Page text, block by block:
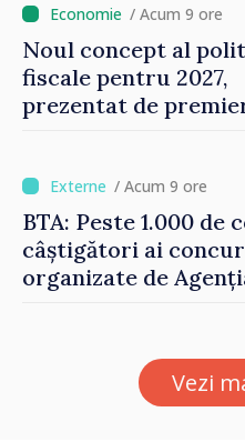
oamenilor”/ Acum 9 ore
Noul concept al
fiscale pentru 2027,
prezentat de
investițiile, taxăm
echilibrăm taxarea
consumului”
/ Acum 9 ore
BTA: Peste 1.000 de
câștigători ai
organizate de
Vezi